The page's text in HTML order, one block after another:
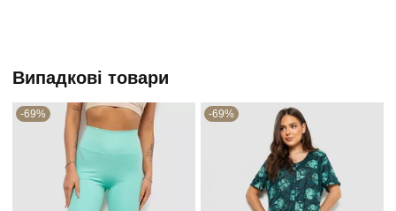
Випадкові товари
-69% -69%